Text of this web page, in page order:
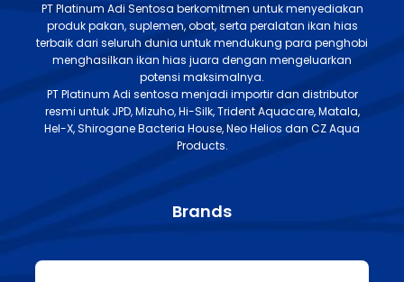
PT Platinum Adi Sentosa berkomitmen untuk menyediakan
produk pakan, suplemen, obat, serta peralatan ikan hias
terbaik dari seluruh dunia untuk mendukung para penghobi
menghasilkan ikan hias juara dengan mengeluarkan
potensi maksimalnya.
PT Platinum Adi sentosa menjadi importir dan distributor
resmi untuk JPD, Mizuho, Hi-Silk, Trident Aquacare, Matala,
Hel-X, Shirogane Bacteria House, Neo Helios dan CZ Aqua
Products.
Brands